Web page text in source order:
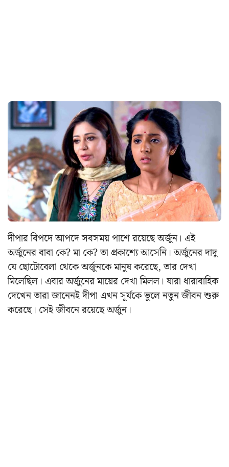
দীপার বিপদে আপদে সবসময় পাশে রয়েছে অর্জুন। এই
অর্জুনের বাবা কে? মা কে? তা প্রকাশ্যে আসেনি। অর্জুনের দাদু
যে ছোটোবেলা থেকে অর্জুনকে মানুষ করেছে, তার দেখা
মিলেছিল। এবার অর্জুনের মায়ের দেখা মিলল। যারা ধারাবাহিক
দেখেন তারা জানেনই দীপা এখন সূর্যকে ভুলে নতুন জীবন শুরু
করেছে। সেই জীবনে রয়েছে অর্জুন।